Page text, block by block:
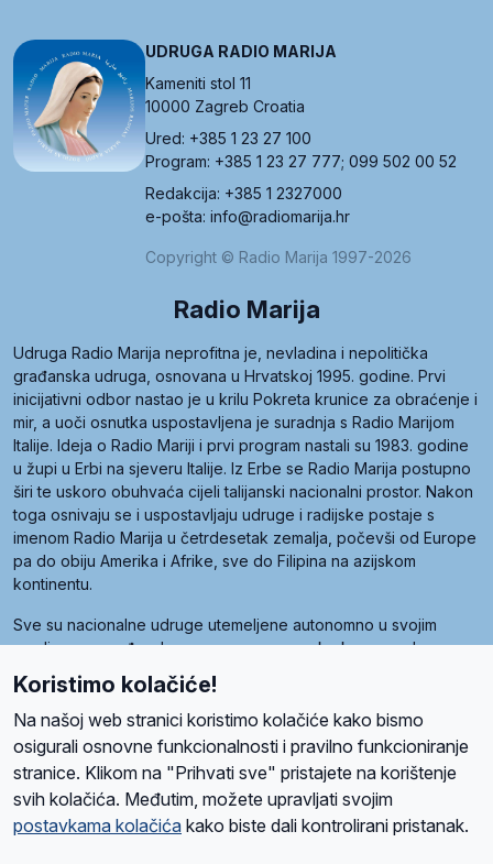
UDRUGA RADIO MARIJA
Kameniti stol 11
10000 Zagreb Croatia
Ured: +385 1 23 27 100
Program: +385 1 23 27 777; 099 502 00 52
Redakcija: +385 1 2327000
e-pošta: info@radiomarija.hr
Copyright © Radio Marija 1997-2026
Radio Marija
Udruga Radio Marija neprofitna je, nevladina i nepolitička
građanska udruga, osnovana u Hrvatskoj 1995. godine. Prvi
inicijativni odbor nastao je u krilu Pokreta krunice za obraćenje i
mir, a uoči osnutka uspostavljena je suradnja s Radio Marijom
Italije. Ideja o Radio Mariji i prvi program nastali su 1983. godine
u župi u Erbi na sjeveru Italije. Iz Erbe se Radio Marija postupno
širi te uskoro obuhvaća cijeli talijanski nacionalni prostor. Nakon
toga osnivaju se i uspostavljaju udruge i radijske postaje s
imenom Radio Marija u četrdesetak zemalja, počevši od Europe
pa do obiju Amerika i Afrike, sve do Filipina na azijskom
kontinentu.
Sve su nacionalne udruge utemeljene autonomno u svojim
zemljama, a međusobna su povezane preko krovne udruge
pod nazivom Svjetska obitelj Radio Marije (World Family of
Radio Maria). Svjetsku obitelj utemeljilo je sedam članica, među
kojima je i hrvatska Udruga Radio Marija.
O namaRadio ProgramVolonteriPrijateljiKontaktPravila privatnosti
Koristimo kolačiće!
Na našoj web stranici koristimo kolačiće kako bismo
osigurali osnovne funkcionalnosti i pravilno funkcioniranje
stranice. Klikom na "Prihvati sve" pristajete na korištenje
svih kolačića. Međutim, možete upravljati svojim
postavkama kolačića kako biste dali kontrolirani pristanak.